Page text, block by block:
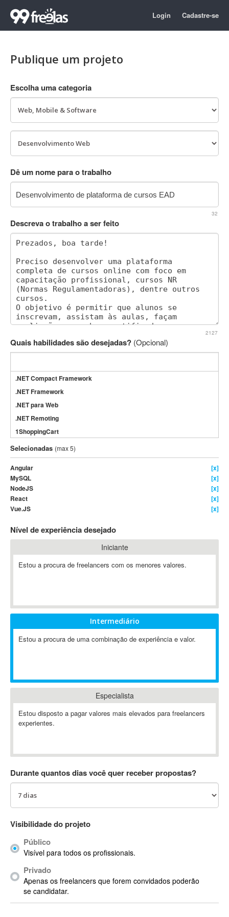
Login Cadastre-se
Publique um projeto
Escolha uma categoria
Dê um nome para o trabalho
32
Descreva o trabalho a ser feito
2127
Quais habilidades são desejadas? (Opcional)
.NET Compact Framework
.NET Framework
.NET para Web
.NET Remoting
1ShoppingCart
3DS Max
3GSM
4D Dimension
802.11
A&P
A-GPS
A2Billing
AAUS Scientific Diver
ABAP
ABIS
Ableton
Ableton Live
Abstract Window Toolkit (AWT)
AC Drives
AC3
ACID Pro
ACPI
ACT
Actian
Actimize
ActionScript
ActionScript 3
Selecionadas (max 5)
Angular
[x]
MySQL
[x]
NodeJS
[x]
React
[x]
Vue.JS
[x]
Nível de experiência desejado
Iniciante
Estou a procura de freelancers com os menores valores.
Intermediário
Estou a procura de uma combinação de experiência e valor.
Especialista
Estou disposto a pagar valores mais elevados para freelancers
experientes.
Durante quantos dias você quer receber propostas?
Visibilidade do projeto
Público
Visível para todos os profissionais.
Privado
Apenas os freelancers que forem convidados poderão
se candidatar.